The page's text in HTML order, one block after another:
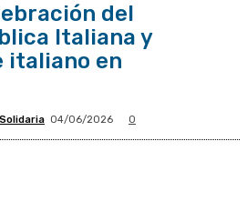
del
Italiana y
italiano en
04/06/2026 0